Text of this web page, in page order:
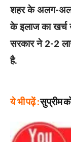
शहर के अलग-अलग
के इलाज का खर्च
सरकार ने 2-2
है.
ये भी पढ़ें :सुप्रीम